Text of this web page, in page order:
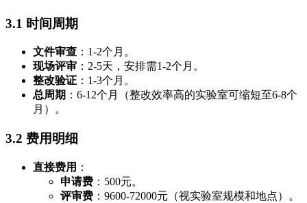
3.1 时间周期
文件审查 ：1-2个月。
现场评审 ：2-5天，安排需1-2个月。
整改验证 ：1-3个月。
总周期 ：6-12个月（整改效率高的实验室可缩短至6-8个
月）。
3.2 费用明细
直接费用 ：
申请费 ：500元。
评审费 ：9600-72000元（视实验室规模和地点）。